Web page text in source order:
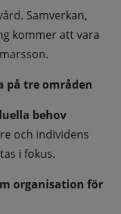
Samverkan,
kommer att vara
på tre områden
behov
och individens
i fokus.
organisation för